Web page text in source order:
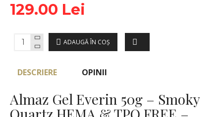
129.00 Lei
ADAUGĂ ÎN COŞ
DESCRIERE OPINII
Almaz Gel Everin 50g – Smoky